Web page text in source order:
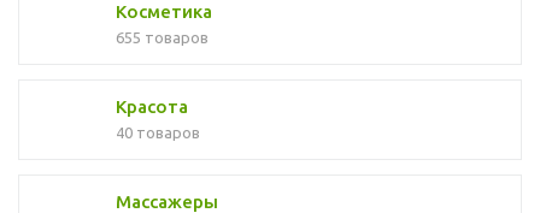
Косметика
655 товаров
Красота
40 товаров
Массажеры